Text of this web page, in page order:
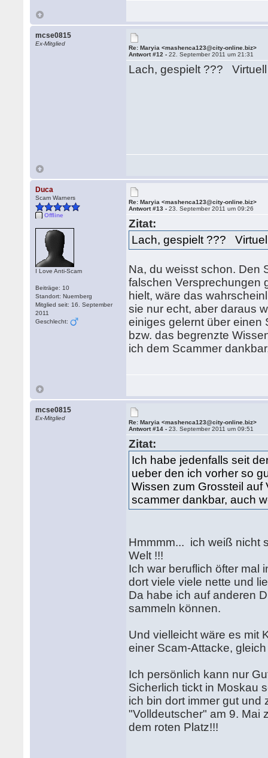
mcse0815
Ex-Mitglied
Re: Maryia <mashenca123@city-online.biz>
Antwort #12 -22. September 2011 um 21:31
Lach, gespielt ???
Duca
Scam Warners
Offline
I Love Anti-Scam
Beiträge: 10
Standort: Nuernberg
Mitglied seit: 16. September
2011
Geschlecht:
Re: Maryia <mashenca123@city-online.biz>
Antwort #13 -23. September 2011 um 09:26
Zitat:
Lach, gespielt ???
Na, du weisst schon. Den
falschen Versprechungen
hielt, wäre das
sie nur echt, aber daraus
einiges gelernt über einen
bzw. das begrenzte
ich dem Scammer
mcse0815
Ex-Mitglied
Re: Maryia <mashenca123@city-online.biz>
Antwort #14 -23. September 2011 um 09:51
Zitat:
Ich habe jedenfalls seit
ueber den ich vorher so
Wissen zum Grossteil auf
scammer dankbar, auch
Hmmmm... ich weiß nicht
Welt !!!
Ich war beruflich öfter mal
dort viele viele nette und
Da habe ich auf anderen
sammeln können.
Und vielleicht wäre es mit
einer Scam-Attacke,
Ich persönlich kann nur
Sicherlich tickt in Moskau
ich bin dort immer gut
"Volldeutscher" am 9. Mai
dem roten Platz!!!